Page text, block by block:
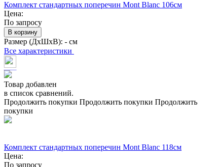
Комплект стандартных поперечин Mont Blanc 106см
Цена:
По запросу
В корзину
Размер (ДхШхВ): - см
Все характеристики
Товар добавлен
в список сравнений.
Продолжить покупки Продолжить покупки Продолжить
покупки
Комплект стандартных поперечин Mont Blanc 118см
Цена:
По запросу